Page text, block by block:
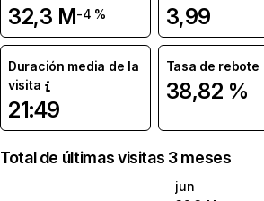
32,3 M-4 % 3,99
Duración media de la
visita
21:49
Tasa de rebote
38,82 %
Total de últimas visitas 3 meses
jun